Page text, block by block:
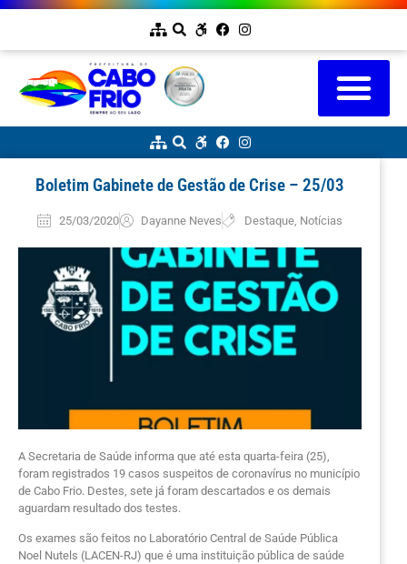
Boletim Gabinete de Gestão de Crise – 25/03
25/03/2020 Dayanne Neves Destaque Notícias
A Secretaria de Saúde informa que até esta quarta-feira (25),
foram registrados 19 casos suspeitos de coronavírus no município
de Cabo Frio. Destes, sete já foram descartados e os demais
aguardam resultado dos testes.
Os exames são feitos no Laboratório Central de Saúde Pública
Noel Nutels (LACEN-RJ) que é uma instituição pública de saúde